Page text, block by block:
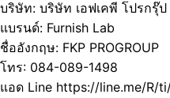
บริษัท: บริษัท เอฟเคพี โปรกรุ๊ป
แบรนด์: Furnish Lab
ชื่ออังกฤษ: FKP PROGROUP
โทร: 084-089-1498
แอด Line https://line.me/R/